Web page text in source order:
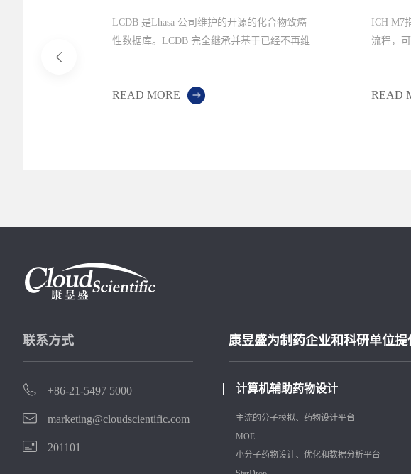
LCDB 是Lhasa 公司维护的开源的化合物致癌
性数据库。LCDB 完全继承并基于已经不再维
READ MORE
ICH M7
流程，
READ
联系方式
+86-21-5497 5000
marketing@cloudscientific.com
201101
康昱盛为制药企业和科研单位
计算机辅助药物设计
主流的分子模拟、药物设计平台
MOE
小分子药物设计、优化和数据分析平台